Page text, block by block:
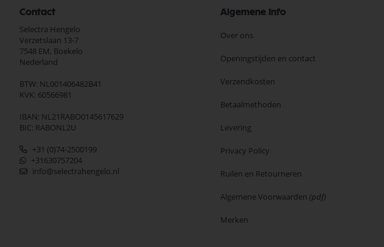
Contact
Selectra Hengelo
Verzetslaan 13-7
7548 EM, Boekelo
Nederland
BTW: NL001406482B41
KVK: 60566981
IBAN: NL21RABO0145617629
BIC: RABONL2U
+31 (0)74-2500199
+31630757204
info@selectrahengelo.nl
Algemene Info
Over ons
Openingstijden en contact
Verzendkosten
Betaalmethoden
Levering
Privacy Policy
Ruilen en Retourneren
Algemene Voorwaarden (pdf)
Merken